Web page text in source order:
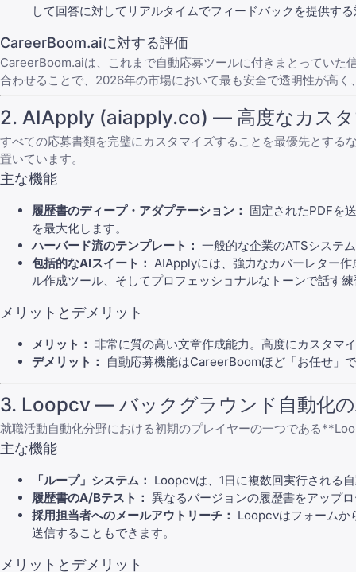
して回答に対してリアルタイムでフィードバックを提供す
CareerBoom.aiに対する評価
CareerBoom.aiは、これまで自動応募ツールに付きまとっていた
合わせることで、2026年の市場において最も安全で透明性が高
2. AIApply (aiapply.co) — 高度なカス
すべての応募書類を完璧にカスタマイズすることを最優先とする
置いています。
主な機能
履歴書のディープ・アダプテーション： 固定されたPDFを
を最大化します。
ハーバード流のテンプレート： 一般的な企業のATSシステ
包括的なAIスイート： AIApplyには、強力なカバーレター
ル作成ツール、そしてプロフェッショナルなトーンで話す
メリットとデメリット
メリット： 非常に質の高い文章作成能力。高度にカスタマ
デメリット：
自動応募機能はCareerBoomほど「お任せ」
3. Loopcv — バックグラウンド自動化
就職活動自動化分野における初期のプレイヤーの一つである**
主な機能
「ループ」システム： Loopcvは、1日に複数回実行される
履歴書のA/Bテスト： 異なるバージョンの履歴書をアップ
採用担当者へのメールアウトリーチ： Loopcvはフォームか
送信することもできます。
メリットとデメリット